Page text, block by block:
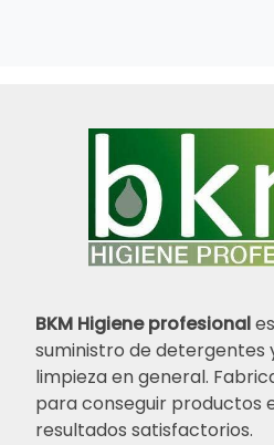
BKM Higiene profesional
suministro de detergentes
limpieza en general.
para conseguir productos
resultados satisfactorios.